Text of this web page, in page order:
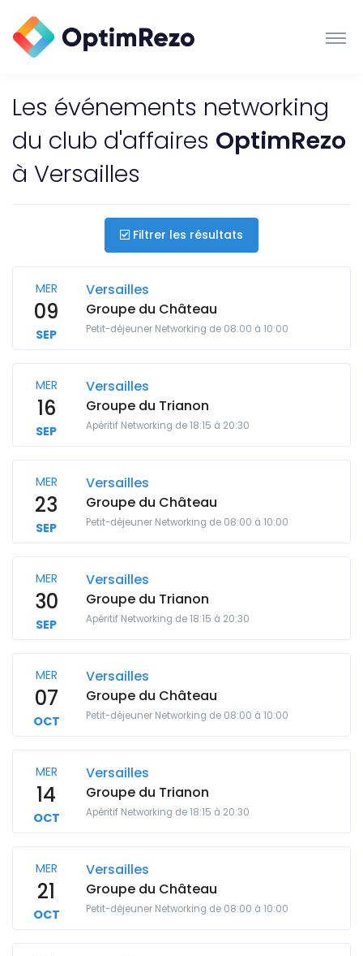
Les événements networking
du club d'affaires OptimRezo
à Versailles
Filtrer les résultats
MER
09
SEP
Versailles
Groupe du Château
Petit-déjeuner Networking de 08:00 à 10:00
MER
16
SEP
Versailles
Groupe du Trianon
Apéritif Networking de 18:15 à 20:30
MER
23
SEP
Versailles
Groupe du Château
Petit-déjeuner Networking de 08:00 à 10:00
MER
30
SEP
Versailles
Groupe du Trianon
Apéritif Networking de 18:15 à 20:30
MER
07
OCT
Versailles
Groupe du Château
Petit-déjeuner Networking de 08:00 à 10:00
MER
14
OCT
Versailles
Groupe du Trianon
Apéritif Networking de 18:15 à 20:30
MER
21
OCT
Versailles
Groupe du Château
Petit-déjeuner Networking de 08:00 à 10:00